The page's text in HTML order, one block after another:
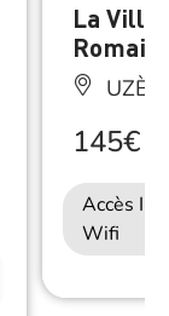
Wifi
La Villa
UZÈS
145€/
Accès
Wifi